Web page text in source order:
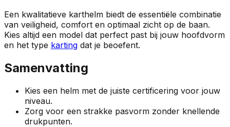
Een kwalitatieve karthelm biedt de essentiële combinatie
van veiligheid, comfort en optimaal zicht op de baan.
Kies altijd een model dat perfect past bij jouw hoofdvorm
en het type karting dat je beoefent.
Samenvatting
Kies een helm met de juiste certificering voor jouw
niveau.
Zorg voor een strakke pasvorm zonder knellende
drukpunten.